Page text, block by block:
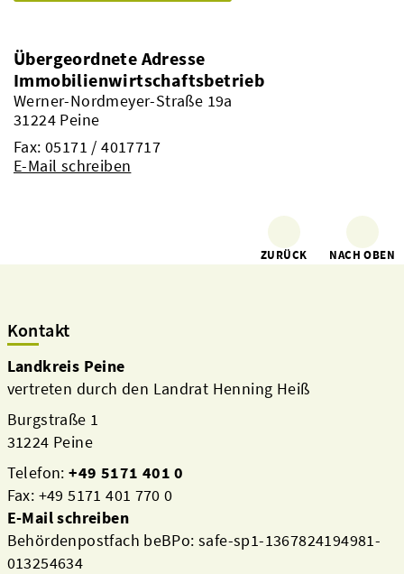
Übergeordnete Adresse
Immobilienwirtschaftsbetrieb
Werner-Nordmeyer-Straße 19a
31224 Peine
Fax: 05171 / 4017717
E-Mail schreiben
ZURÜCK NACH OBEN
Kontakt
Landkreis Peine
vertreten durch den Landrat Henning Heiß
Burgstraße 1
31224 Peine
Telefon:+49 5171 401 0
Fax: +49 5171 401 770 0
E-Mail schreiben
Behördenpostfach beBPo: safe-sp1-1367824194981-
013254634